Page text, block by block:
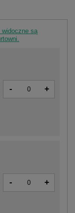
widoczne są
- +
- +